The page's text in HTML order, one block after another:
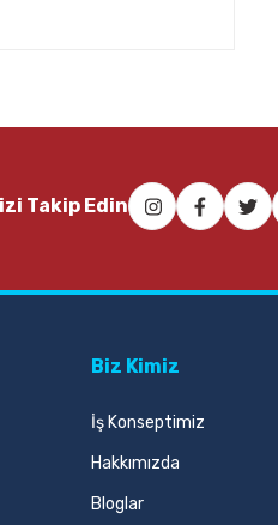
Takip Edin
Biz Kimiz
İş Konseptimiz
Hakkımızda
Bloglar